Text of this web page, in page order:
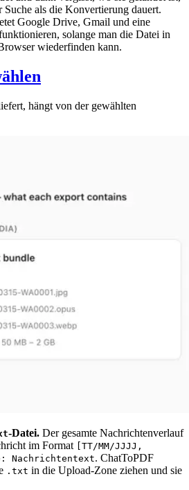
als die Konvertierung dauert.
Google Drive, Gmail und eine
solange man die Datei in
wiederfinden kann.
hängt von der gewählten
-Datei. Der gesamte Nachrichtenverlauf
im Format
[TT/MM/JJJJ,
Nachrichtentext. ChatToPDF
.txt in die Upload-Zone ziehen und sie